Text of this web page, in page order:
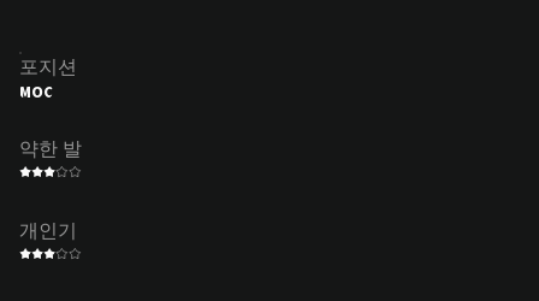
포지션
MOC
약한 발
개인기